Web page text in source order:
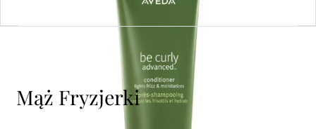
Mąż Fryzjerki